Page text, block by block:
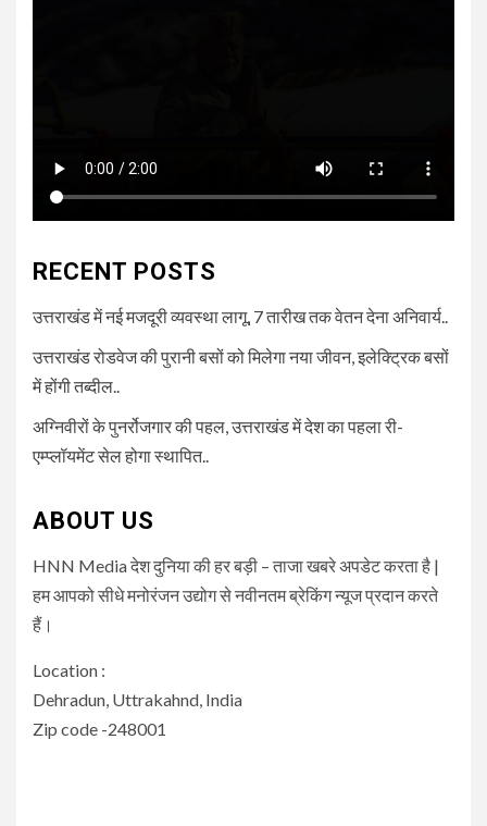
RECENT POSTS
उत्तराखंड में नई मजदूरी व्यवस्था लागू, 7 तारीख तक वेतन देना अनिवार्य..
उत्तराखंड रोडवेज की पुरानी बसों को मिलेगा नया जीवन, इलेक्ट्रिक बसों
में होंगी तब्दील..
अग्निवीरों के पुनर्रोजगार की पहल, उत्तराखंड में देश का पहला री-
एम्प्लॉयमेंट सेल होगा स्थापित..
ABOUT US
HNN Media देश दुनिया की हर बड़ी – ताजा खबरे अपडेट करता है |
हम आपको सीधे मनोरंजन उद्योग से नवीनतम ब्रेकिंग न्यूज प्रदान करते
हैं।
Location :
Dehradun, Uttrakahnd, India
Zip code -248001